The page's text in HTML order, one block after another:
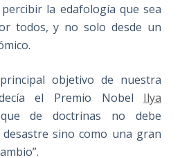
la edafología que sea
todos, y no solo desde un
objetivo de nuestra
el Premio Nobel Ilya
de doctrinas no debe
sino como una gran